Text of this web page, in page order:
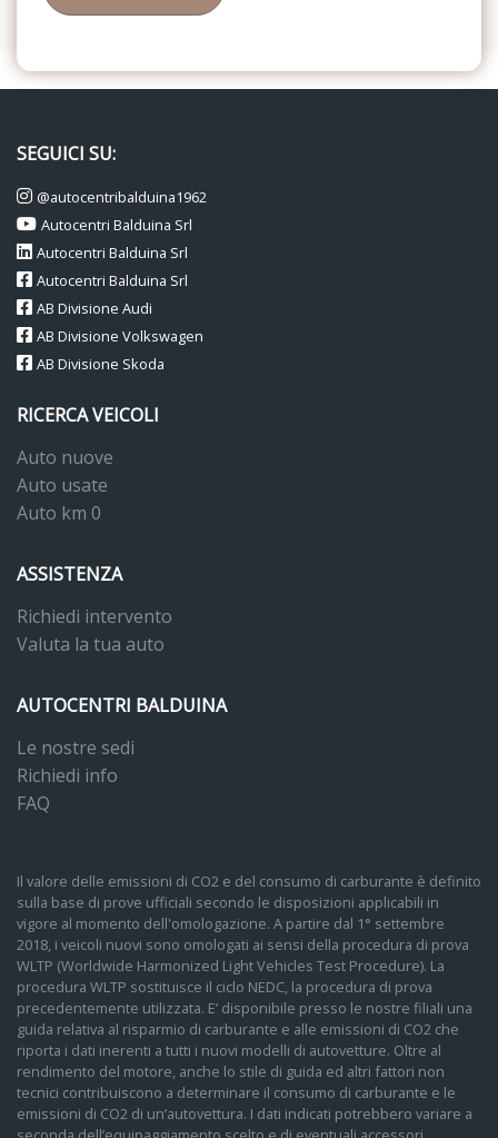
SEGUICI SU:
@autocentribalduina1962
Autocentri Balduina Srl
Autocentri Balduina Srl
Autocentri Balduina Srl
AB Divisione Audi
AB Divisione Volkswagen
AB Divisione Skoda
RICERCA VEICOLI
Auto nuove
Auto usate
Auto km 0
ASSISTENZA
Richiedi intervento
Valuta la tua auto
AUTOCENTRI BALDUINA
Le nostre sedi
Richiedi info
FAQ
Il valore delle emissioni di CO2 e del consumo di carburante è definito
sulla base di prove ufficiali secondo le disposizioni applicabili in
vigore al momento dell'omologazione. A partire dal 1° settembre
2018, i veicoli nuovi sono omologati ai sensi della procedura di prova
WLTP (Worldwide Harmonized Light Vehicles Test Procedure). La
procedura WLTP sostituisce il ciclo NEDC, la procedura di prova
precedentemente utilizzata. E’ disponibile presso le nostre filiali una
guida relativa al risparmio di carburante e alle emissioni di CO2 che
riporta i dati inerenti a tutti i nuovi modelli di autovetture. Oltre al
rendimento del motore, anche lo stile di guida ed altri fattori non
tecnici contribuiscono a determinare il consumo di carburante e le
emissioni di CO2 di un’autovettura. I dati indicati potrebbero variare a